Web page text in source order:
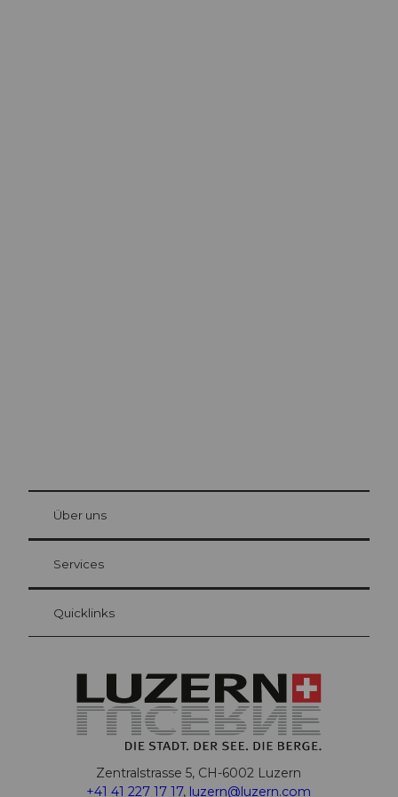
Gästekarte Luzern
Ihre Vorteile als Übernachtungsgast
at Bre
Über uns
Services
Quicklinks
Zentralstrasse 5, CH-6002 Luzern
+41 41 227 17 17, luzern@luzern.com